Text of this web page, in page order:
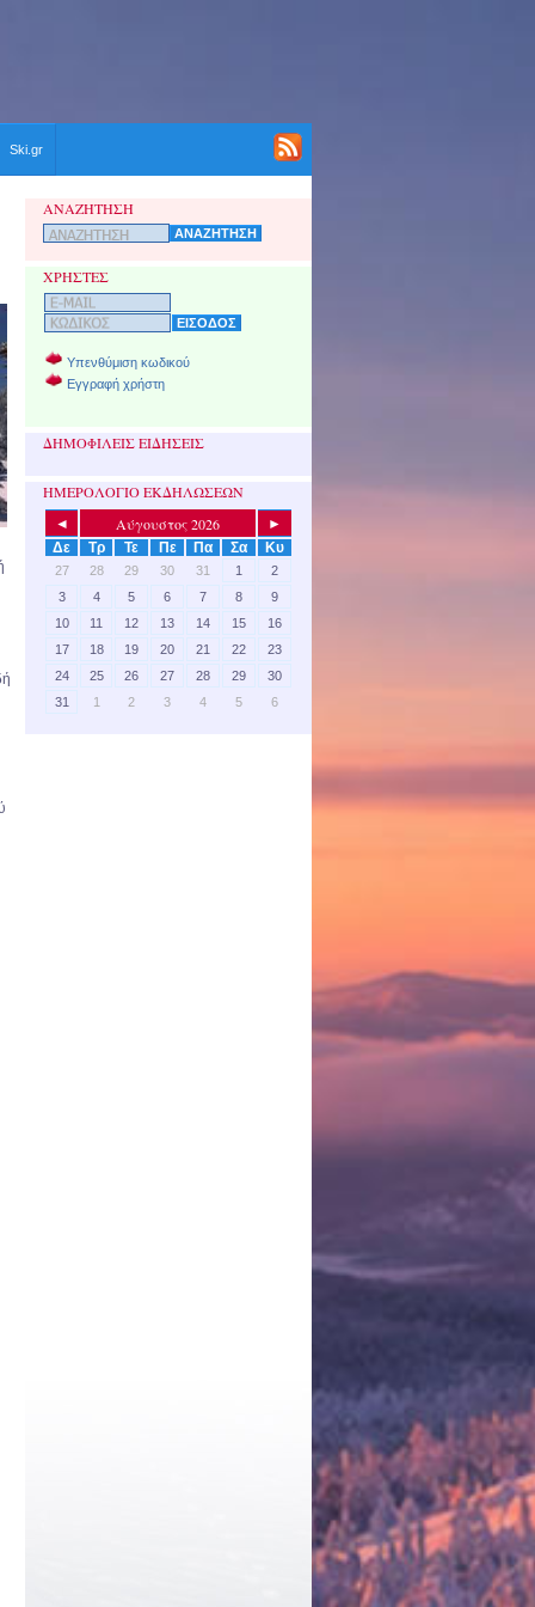
Ski.gr
ΑΝΑΖΗΤΗΣΗ
ΧΡΗΣΤΕΣ
Υπενθύμιση κωδικού
Εγγραφή χρήστη
ΔΗΜΟΦΙΛΕΙΣ ΕΙΔΗΣΕΙΣ
ΗΜΕΡΟΛΟΓΙΟ ΕΚΔΗΛΩΣΕΩΝ
◄ Αύγουστος 2026
►
Δε
Τρ Τε Πε Πα Σα Κυ
27 28 29 30 31 1
2
3
4 5 6 7 8
9
10
11 12 13 14 15
16
17
18 19 20 21 22
23
24
25 26 27 28 29
30
31
1 2 3 4 5 6